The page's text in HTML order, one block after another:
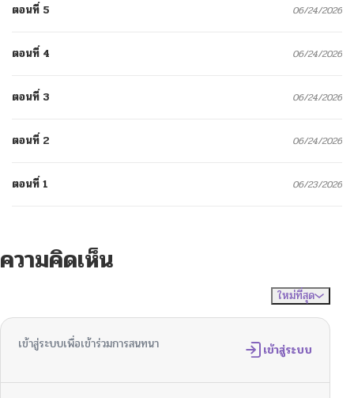
ตอนที่ 5 06/24/2026
ตอนที่ 4 06/24/2026
ตอนที่ 3 06/24/2026
ตอนที่ 2 06/24/2026
ตอนที่ 1 06/23/2026
ความคิดเห็น
ใหม่ที่สุด
เข้าสู่ระบบเพื่อเข้าร่วมการสนทนา เข้าสู่ระบบ